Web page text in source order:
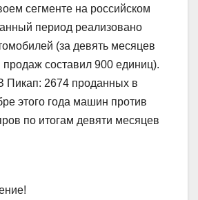
сегменте на российском
период реализовано
(за девять месяцев
продаж составил 900 единиц).
Пикап: 2674 проданных в
этого года машин против
по итогам девяти месяцев